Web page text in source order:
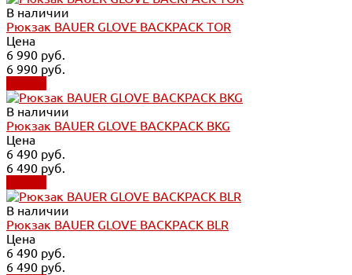
В наличии
Рюкзак BAUER GLOVE BACKPACK TOR
Цена
6 990 руб.
6 990 руб.
В наличии
Рюкзак BAUER GLOVE BACKPACK BKG
Цена
6 490 руб.
6 490 руб.
В наличии
Рюкзак BAUER GLOVE BACKPACK BLR
Цена
6 490 руб.
6 490 руб.